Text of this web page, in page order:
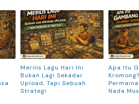
Merilis Lagu Hari Ini
Bukan Lagi Sekadar
Upload, Tapi Sebuah
Strategi
Apa Itu
Nada